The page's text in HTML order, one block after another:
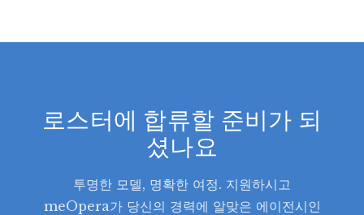
로스터에 합류할 준비가 되
셨나요
투명한 모델, 명확한 여정. 지원하시고
meOpera가 당신의 경력에 알맞은 에이전시인